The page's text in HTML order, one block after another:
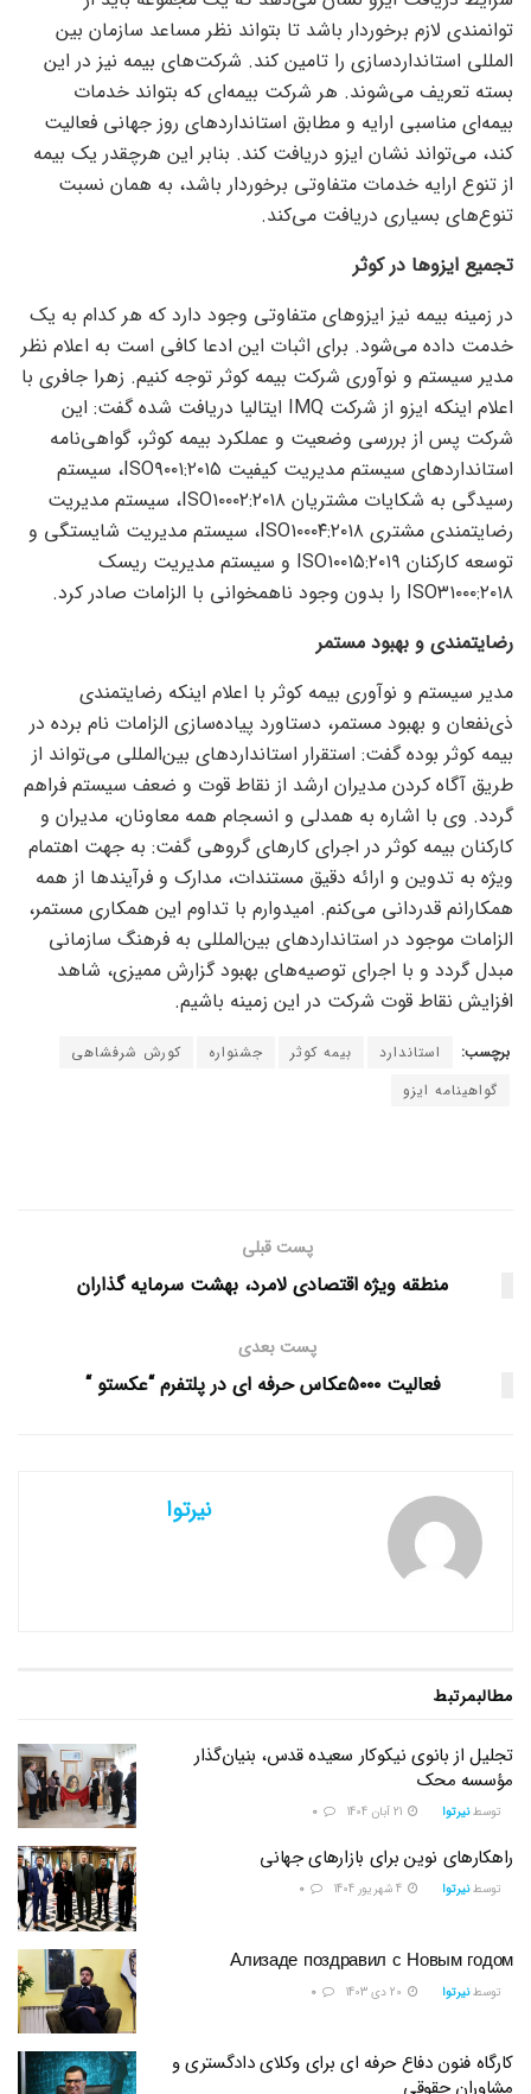
توانمندی لازم برخوردار باشد تا بتواند نظر مساعد سازمان بین
المللی استانداردسازی را تامین کند. شرکت‌های بیمه نیز در این
بسته تعریف می‌شوند. هر شرکت بیمه‌ای که بتواند خدمات
بیمه‌ای مناسبی ارایه و مطابق استاندارد‌های روز جهانی فعالیت
کند، می‌تواند نشان ایزو دریافت کند. بنابر این هرچقدر یک بیمه
از تنوع ارایه خدمات متفاوتی برخوردار باشد، به همان نسبت
تنوع‌های بسیاری دریافت می‌کند.
تجمیع ایزو‌ها در کوثر
در زمینه بیمه نیز ایزو‌های متفاوتی وجود دارد که هر کدام به یک
خدمت داده می‌شود. برای اثبات این ادعا کافی است به اعلام نظر
مدیر سیستم و نوآوری شرکت بیمه کوثر توجه کنیم. زهرا جافری با
اعلام اینکه ایزو از شرکت IMQ ایتالیا دریافت شده گفت: این
شرکت پس از بررسی وضعیت و عملکرد بیمه کوثر، گواهی‌نامه
استاندارد‌های سیستم مدیریت کیفیت ISO۹۰۰۱:۲۰۱۵، سیستم
رسیدگی به شکایات مشتریان ISO۱۰۰۰۲:۲۰۱۸، سیستم مدیریت
رضایتمندی مشتری ISO۱۰۰۰۴:۲۰۱۸، سیستم مدیریت شایستگی و
توسعه کارکنان ISO۱۰۰۱۵:۲۰۱۹ و سیستم مدیریت ریسک
ISO۳۱۰۰۰:۲۰۱۸ را بدون وجود ناهمخوانی با الزامات صادر کرد.
رضایتمندی و بهبود مستمر
مدیر سیستم و نوآوری بیمه کوثر با اعلام اینکه رضایتمندی
ذی‌نفعان و بهبود مستمر، دستاورد پیاده‌سازی الزامات نام برده در
بیمه کوثر بوده گفت: استقرار استاندارد‌های بین‌المللی می‌تواند از
طریق آگاه کردن مدیران ارشد از نقاط قوت و ضعف سیستم فراهم
گردد. وی با اشاره به همدلی و انسجام همه معاونان، مدیران و
کارکنان بیمه کوثر در اجرای کار‌های گروهی گفت: به جهت اهتمام
ویژه به تدوین و ارائه دقیق مستندات، مدارک و فرآیند‌ها از همه
همکارانم قدردانی می‌کنم. امیدوارم با تداوم این همکاری مستمر،
الزامات موجود در استاندارد‌های بین‌المللی به فرهنگ سازمانی
مبدل گردد و با اجرای توصیه‌های بهبود گزارش ممیزی، شاهد
افزایش نقاط قوت شرکت در این زمینه باشیم.
برچسب: استاندارد بیمه کوثر جشنواره
کورش شرفشاهی
گواهینامه ایزو
پست قبلی
منطقه ویژه اقتصادی لامرد، بهشت سرمایه گذاران
پست بعدی
فعالیت ۵۰۰۰عکاس حرفه ای در پلتفرم “عکستو “
نیرتوا
مطالبمرتبط
تجلیل از بانوی نیکوکار سعیده قدس، بنیان‌گذار
مؤسسه محک
توسط نیرتوا
راهکارهای نوین برای بازارهای جهانی
توسط نیرتوا
Ализаде поздравил с Новым годом
توسط نیرتوا
کارگاه فنون دفاع حرفه ای برای وکلای دادگستری و